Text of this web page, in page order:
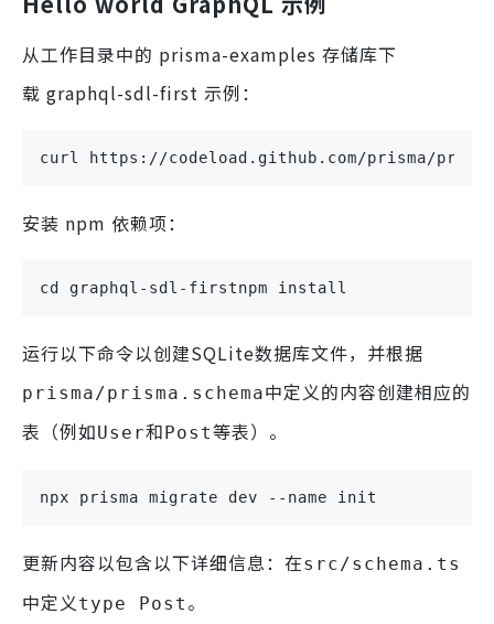
从工作目录中的 prisma-examples 存储库下
载 graphql-sdl-first 示例：
curl https://codeload.github.com/prisma/
安装 npm 依赖项：
cd graphql-sdl-firstnpm install
运行以下命令以创建SQLite数据库文件，并根据
prisma/prisma.schema中定义的内容创建相应的
表（例如User和Post等表）。
npx prisma migrate dev --name init
更新内容以包含以下详细信息：在src/schema.ts
中定义 type Post 。